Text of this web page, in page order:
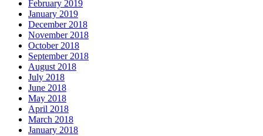
February 2019
January 2019
December 2018
November 2018
October 2018
September 2018
August 2018
July 2018
June 2018
May 2018
April 2018
March 2018
January 2018